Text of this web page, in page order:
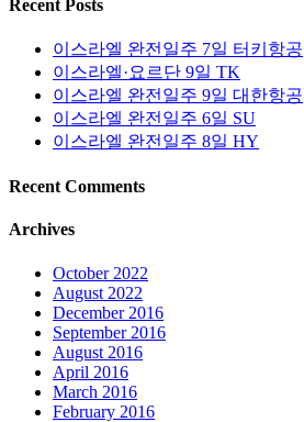
Recent Posts
이스라엘 완전일주 7일 터키항공
이스라엘·요르단 9일 TK
이스라엘 완전일주 9일 대한항공
이스라엘 완전일주 6일 SU
이스라엘 완전일주 8일 HY
Recent Comments
Archives
October 2022
August 2022
December 2016
September 2016
August 2016
April 2016
March 2016
February 2016